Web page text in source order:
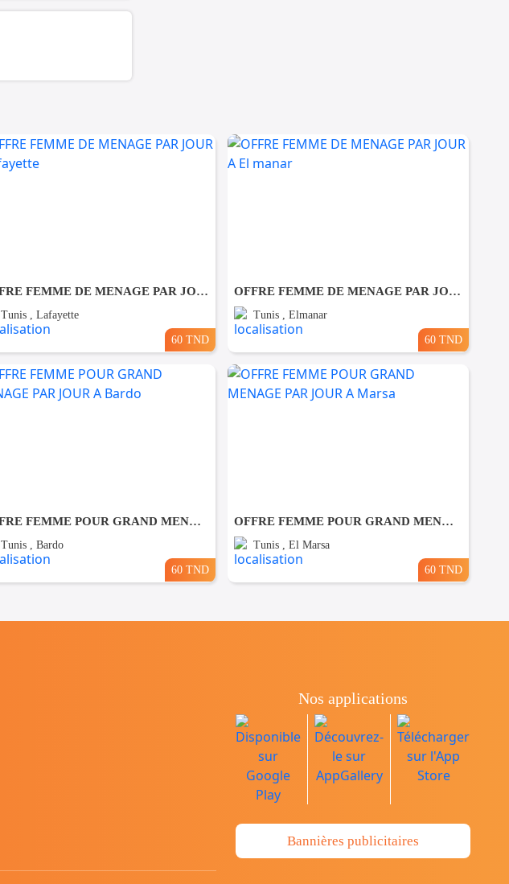
OFFRE FEMME DE MENAGE PAR JOUR A lafayette
Tunis , Lafayette
60 TND
OFFRE FEMME DE MENAGE PAR JOUR A El manar
Tunis , Elmanar
60 TND
OFFRE FEMME POUR GRAND MENAGE PAR JOUR A Bardo
Tunis , Bardo
60 TND
OFFRE FEMME POUR GRAND MENAGE PAR JOUR A Marsa
Tunis , El Marsa
60 TND
Nos applications
Bannières publicitaires